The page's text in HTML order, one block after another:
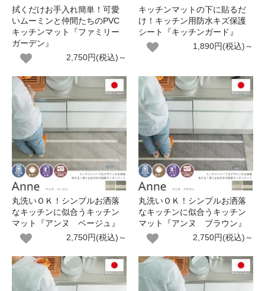
拭くだけお手入れ簡単！可愛
いムーミンと仲間たちのPVC
キッチンマット『ファミリー
ガーデン』
2,750円(税込)～
キッチンマットの下に貼るだ
け！キッチン用防水キズ保護
シート『キッチンガード』
1,890円(税込)～
丸洗いＯＫ！シンプルお洒落
なキッチンに似合うキッチン
マット『アンヌ ベージュ』
2,750円(税込)～
丸洗いＯＫ！シンプルお洒落
なキッチンに似合うキッチン
マット『アンヌ ブラウン』
2,750円(税込)～